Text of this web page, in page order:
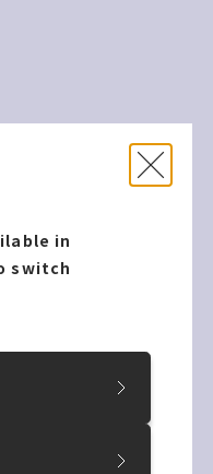
in
switch